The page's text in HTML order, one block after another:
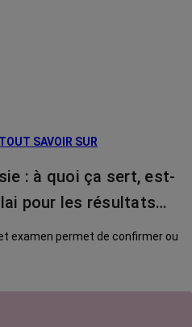
TOUT SAVOIR SUR
: à quoi ça sert, est-
pour les résultats…
examen permet de confirmer ou